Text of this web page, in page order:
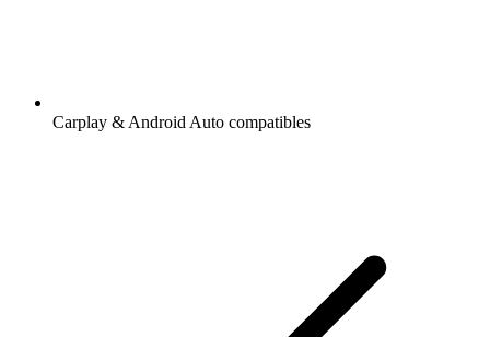
Carplay & Android Auto compatibles